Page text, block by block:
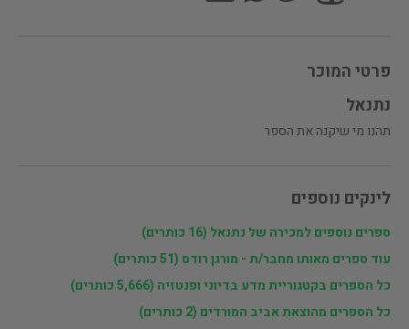
פרטי המוכר
נתנאל
תהנו מי שיקנה את הספר
לינקים נוספים
ספרים נוספים למכירה של נתנאל (16 כותרים)
עוד ספרים מאותו מחבר/ת - מורגן רודס (51 כותרים)
כל הספרים בקטגוריית מדע בדיוני ופנטזיה (5,666 כותרים)
כל הספרים מהוצאת אביב המורדים (2 כותרים)